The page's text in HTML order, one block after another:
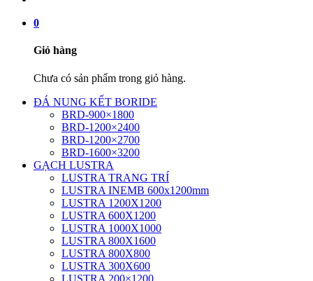
0
Giỏ hàng
Chưa có sản phẩm trong giỏ hàng.
ĐÁ NUNG KẾT BORIDE
BRD-900×1800
BRD-1200×2400
BRD-1200×2700
BRD-1600×3200
GẠCH LUSTRA
LUSTRA TRANG TRÍ
LUSTRA INEMB 600x1200mm
LUSTRA 1200X1200
LUSTRA 600X1200
LUSTRA 1000X1000
LUSTRA 800X1600
LUSTRA 800X800
LUSTRA 300X600
LUSTRA 200×1200